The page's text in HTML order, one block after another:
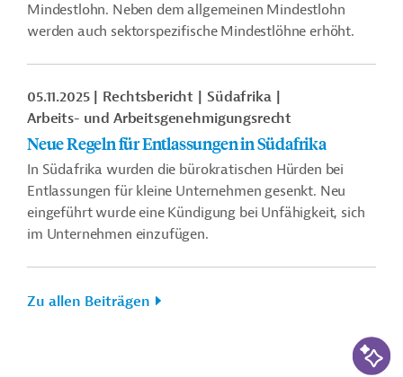
Mindestlohn. Neben dem allgemeinen Mindestlohn
werden auch sektorspezifische Mindestlöhne erhöht.
05.11.2025 Rechtsbericht
Südafrika
Arbeits- und Arbeitsgenehmigungsrecht
Neue Regeln für Entlassungen in Südafrika
In Südafrika wurden die bürokratischen Hürden bei
Entlassungen für kleine Unternehmen gesenkt. Neu
eingeführt wurde eine Kündigung bei Unfähigkeit, sich
im Unternehmen einzufügen.
Zu allen Beiträgen
KI-